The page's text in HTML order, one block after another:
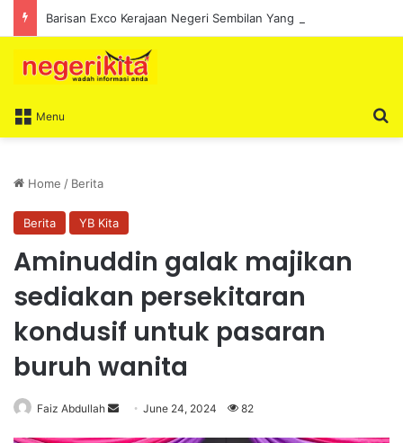
Menu
Home / Berita
Berita YB Kita
Aminuddin galak majikan
sediakan persekitaran
kondusif untuk pasaran
buruh wanita
Faiz Abdullah June 24, 2024 82